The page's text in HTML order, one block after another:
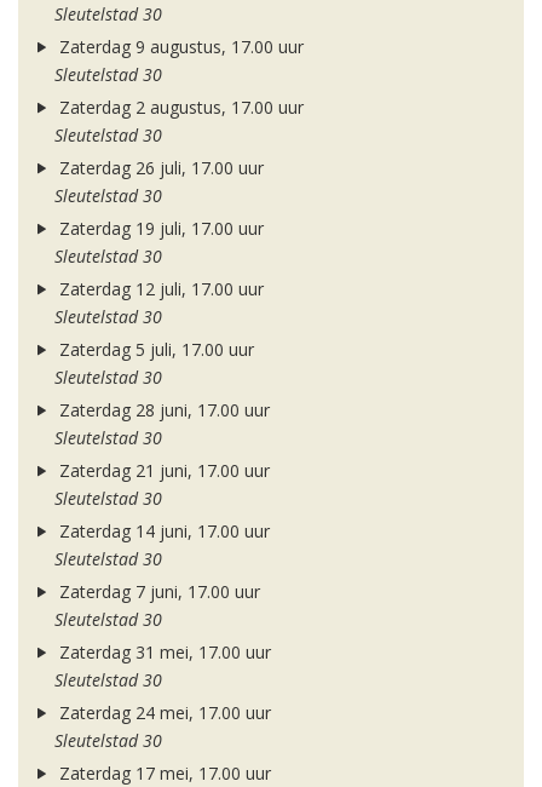
Sleutelstad 30
Zaterdag 9 augustus, 17.00 uur
Sleutelstad 30
Zaterdag 2 augustus, 17.00 uur
Sleutelstad 30
Zaterdag 26 juli, 17.00 uur
Sleutelstad 30
Zaterdag 19 juli, 17.00 uur
Sleutelstad 30
Zaterdag 12 juli, 17.00 uur
Sleutelstad 30
Zaterdag 5 juli, 17.00 uur
Sleutelstad 30
Zaterdag 28 juni, 17.00 uur
Sleutelstad 30
Zaterdag 21 juni, 17.00 uur
Sleutelstad 30
Zaterdag 14 juni, 17.00 uur
Sleutelstad 30
Zaterdag 7 juni, 17.00 uur
Sleutelstad 30
Zaterdag 31 mei, 17.00 uur
Sleutelstad 30
Zaterdag 24 mei, 17.00 uur
Sleutelstad 30
Zaterdag 17 mei, 17.00 uur